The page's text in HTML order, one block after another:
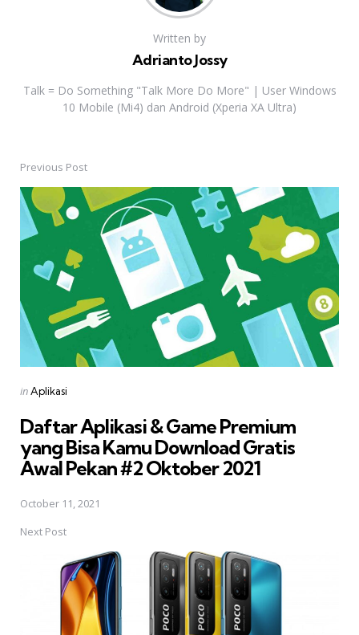
Written by
Adrianto Jossy
Talk = Do Something "Talk More Do More" | User Windows
10 Mobile (Mi4) dan Android (Xperia XA Ultra)
Post
navigation
Previous Post
Posted
inAplikasi
Daftar Aplikasi & Game Premium
yang Bisa Kamu Download Gratis 
Awal Pekan #2 Oktober 2021
October 11, 2021
Next Post